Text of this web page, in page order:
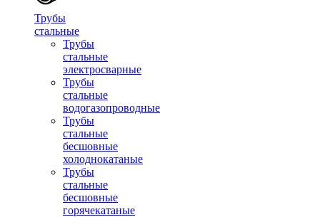
Трубы
стальные
Трубы
стальные
электросварные
Трубы
стальные
водогазопроводные
Трубы
стальные
бесшовные
холоднокатаные
Трубы
стальные
бесшовные
горячекатаные